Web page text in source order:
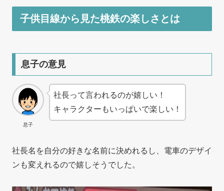
子供目線から見た桃鉄の楽しさとは
息子の意見
息子
社長って言われるのが嬉しい！
キャラクターもいっぱいで楽しい！
社長名を自分の好きな名前に決めれるし、電車のデザイ
ンも変えれるので嬉しそうでした。